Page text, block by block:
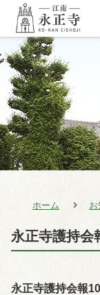
ホーム
永正寺護持会
永正寺護持会報
メニュー項目